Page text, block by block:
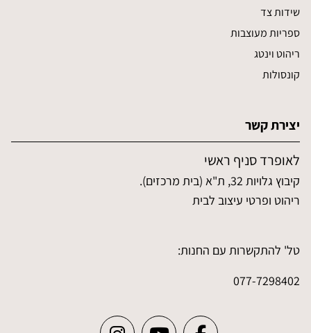
שידות צד
ספריות מעוצבות
ריהוט וינטג
קונסולות
יצירת קשר
לאופרד סניף ראשי
קיבוץ גלויות 32, ת"א (בית מרכזים).
ריהוט ופרטי עיצוב לבית
טל' להתקשרות עם החנות:
077-7298402